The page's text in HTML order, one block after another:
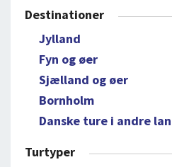
Destinationer
Jylland
Fyn og øer
Sjælland og øer
Bornholm
Danske ture i andre
Turtyper